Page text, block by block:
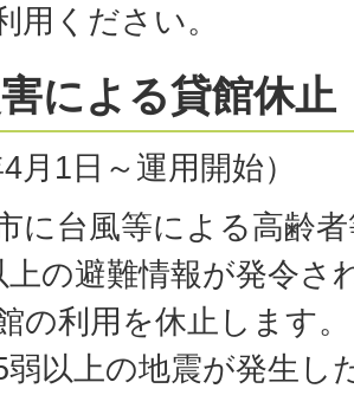
用ください。
による貸館休止
4月1日～運用開始）
に台風等による高齢
上の避難情報が発令さ
の利用を休止します。
弱以上の地震が発生し